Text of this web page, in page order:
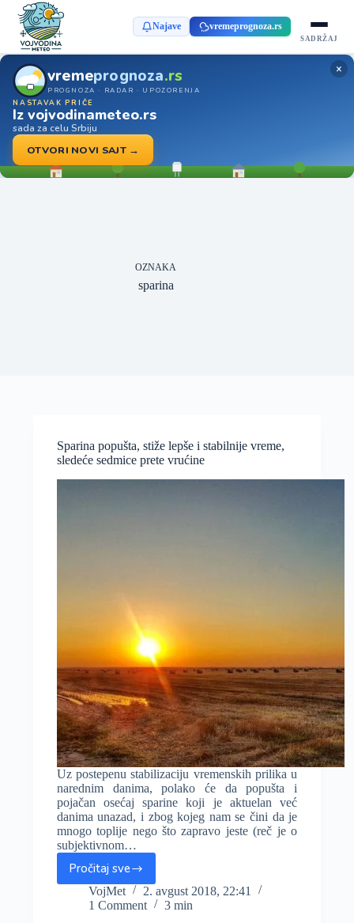
Najave vremeprognoza.rs
SADRŽAJ
vremeprognoza.rs
PROGNOZA · RADAR · UPOZORENJA
NASTAVAK PRIČE
Iz vojvodinameteo.rs
sada za celu Srbiju
OTVORI NOVI SAJT →
×
OZNAKA
sparina
Sparina popušta, stiže lepše i stabilnije vreme,
sledeće sedmice prete vrućine
Uz postepenu stabilizaciju vremenskih prilika u
narednim danima, polako će da popušta i
pojačan osećaj sparine koji je aktuelan već
danima unazad, i zbog kojeg nam se čini da je
mnogo toplije nego što zapravo jeste (reč je o
subjektivnom…
Pročitaj sve
Sparina
popušta,
stiže
VojMet
2. avgust 2018, 22:41
1 Comment
3 min